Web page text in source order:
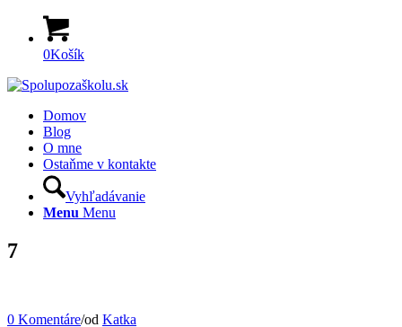
0Košík
Domov
Blog
O mne
Ostaňme v kontakte
Vyhľadávanie
Menu Menu
7
0 Komentáre/od Katka